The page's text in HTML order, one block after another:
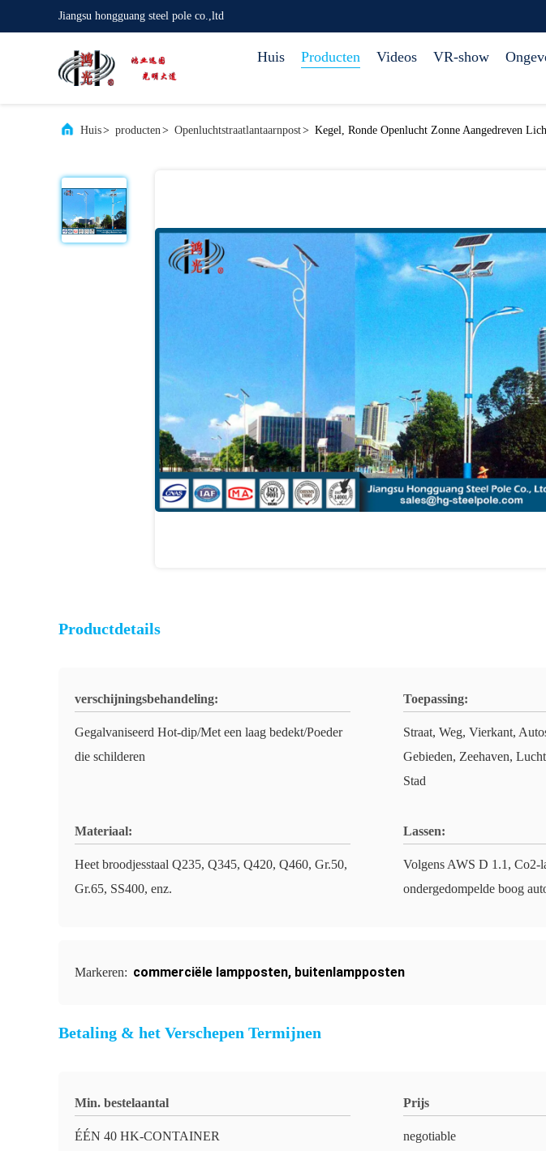
Jiangsu hongguang steel pole co.,ltd
Huis Producten Videos VR-show
Huis> producten> Openluchtstraatlantaarnpost> Kegel, Ronde Openlucht Zonne Aangedreven
Productdetails
verschijningsbehandeling:
Gegalvaniseerd Hot-dip/Met een laag bedekt/Poeder
die schilderen
Toepassing:
Straat, Weg, Vierkant,
Gebieden, Zeehaven,
Stad
Materiaal:
Heet broodjesstaal Q235, Q345, Q420, Q460, Gr.50,
Gr.65, SS400, enz.
Lassen:
Volgens AWS D 1.1, Co2-
ondergedompelde boog
Markeren: commerciële lampposten, buitenlampposten
Betaling & het Verschepen Termijnen
Min. bestelaantal
ÉÉN 40 HK-CONTAINER
Prijs
negotiable